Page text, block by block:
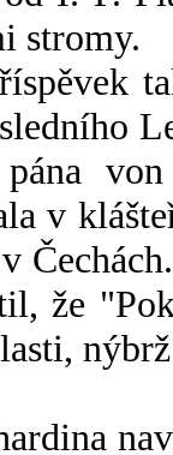
stromy.
pána
v
že